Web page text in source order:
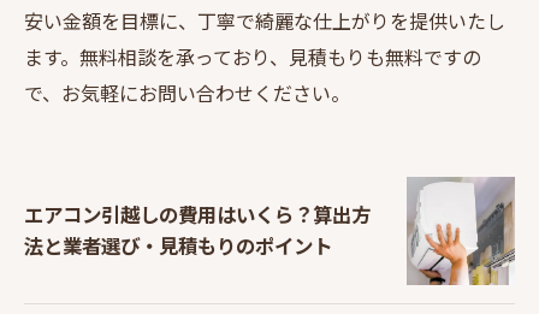
安い金額を目標に、丁寧で綺麗な仕上がりを提供いたし
ます。無料相談を承っており、見積もりも無料ですの
で、お気軽にお問い合わせください。
エアコン引越しの費用はいくら？算出方
法と業者選び・見積もりのポイント